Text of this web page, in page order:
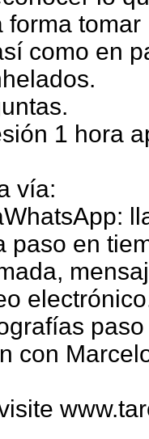
forma
como en
1 hora
vía:
paso en
con